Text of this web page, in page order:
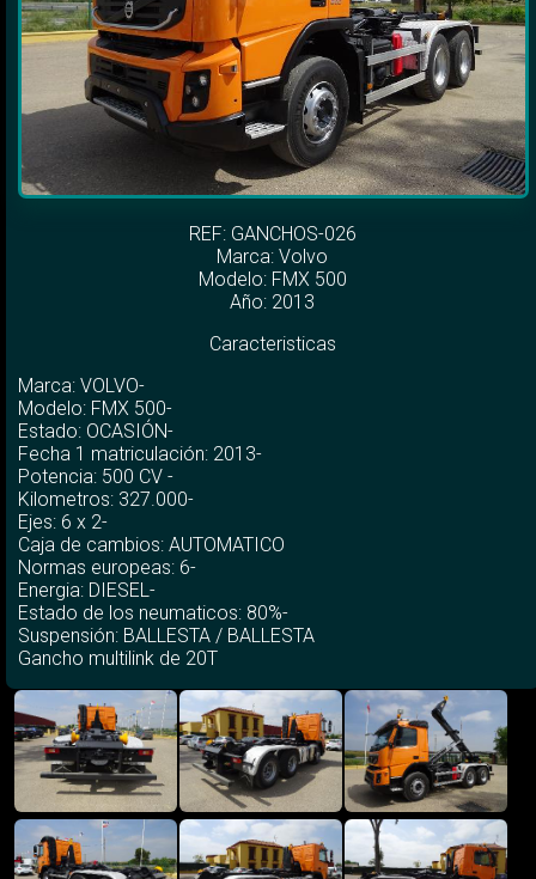
REF: GANCHOS-026
Marca:Volvo
Modelo: FMX 500
Año: 2013
Caracteristicas
Marca: VOLVO-
Modelo: FMX 500-
Estado: OCASIÓN-
Fecha 1 matriculación: 2013-
Potencia: 500 CV -
Kilometros: 327.000-
Ejes: 6 x 2-
Caja de cambios: AUTOMATICO
Normas europeas: 6-
Energia: DIESEL-
Estado de los neumaticos: 80%-
Suspensión: BALLESTA / BALLESTA
Gancho multilink de 20T